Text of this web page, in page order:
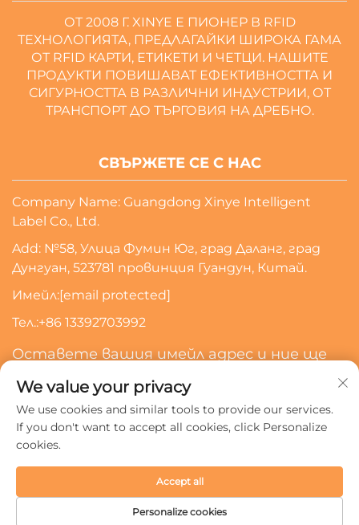
ОТ 2008 Г. XINYE Е ПИОНЕР В RFID
ТЕХНОЛОГИЯТА, ПРЕДЛАГАЙКИ ШИРОКА ГАМА
ОТ RFID КАРТИ, ЕТИКЕТИ И ЧЕТЦИ. НАШИТЕ
ПРОДУКТИ ПОВИШАВАТ ЕФЕКТИВНОСТТА И
СИГУРНОСТТА В РАЗЛИЧНИ ИНДУСТРИИ, ОТ
ТРАНСПОРТ ДО ТЪРГОВИЯ НА ДРЕБНО.
СВЪРЖЕТЕ СЕ С НАС
Company Name: Guangdong Xinye Intelligent
Label Co., Ltd.
Add: №58, Улица Фумин Юг, град Даланг, град
Дунгуан, 523781 провинция Гуандун, Китай.
Имейл:[email protected]
Тел.:+86 13392703992
Оставете вашия имейл адрес и ние ще
Абонирайте Се
Политика за поверителност
We value your privacy
We use cookies and similar tools to provide our services.
If you don't want to accept all cookies, click Personalize
cookies.
Personalize cookies
Accept all